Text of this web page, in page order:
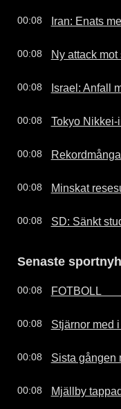
00:08 Iran: Enats
00:08 Ny attack
00:08 Israel: Anfall
00:08 Tokyo
00:08
00:08 Minskat
00:08 SD: Sänkt
Senaste
00:08 FOTBOLL
00:08 Stjärnor med
00:08 Sista gången
00:08 Mjällby